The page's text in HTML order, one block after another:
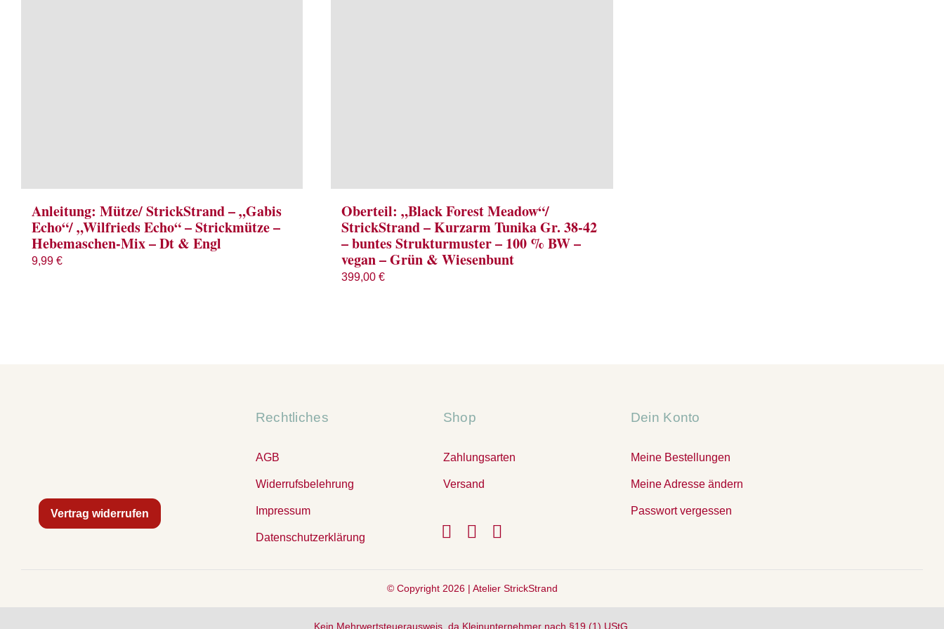
Anleitung: Mütze/ StrickStrand – „Gabis
Echo“/ „Wilfrieds Echo“ – Strickmütze –
Hebemaschen-Mix – Dt & Engl
9,99 €
Oberteil: „Black Forest Meadow“/
StrickStrand – Kurzarm Tunika Gr. 38-42
– buntes Strukturmuster – 100 % BW –
vegan – Grün & Wiesenbunt
399,00€
Vertrag widerrufen
Rechtliches
AGB
Widerrufsbelehrung
Impressum
Datenschutzerklärung
Shop
Zahlungsarten
Versand
Dein Konto
Meine Bestellungen
Meine Adresse ändern
Passwort vergessen
© Copyright 2026 | Atelier StrickStrand
Kein Mehrwertsteuerausweis, da Kleinunternehmer nach §19 (1) UStG.